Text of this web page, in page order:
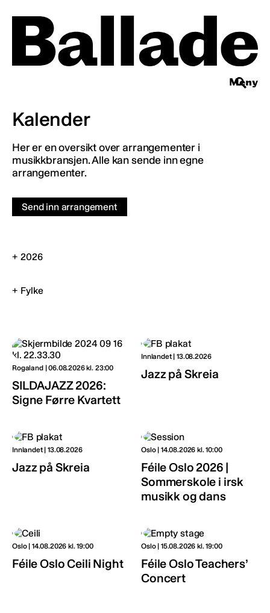
Meny
Kalender
Her er en oversikt over arrangementer i
musikkbransjen. Alle kan sende inn egne
arrangementer.
Send inn arrangement
2026
Fylke
Rogaland | 06.08.2026 kl. 23:00
SILDAJAZZ 2026:
Signe Førre Kvartett
Innlandet | 13.08.2026
Jazz på Skreia
Innlandet | 13.08.2026
Jazz på Skreia
Oslo | 14.08.2026 kl. 10:00
Féile Oslo 2026 |
Sommerskole i irsk
musikk og dans
Oslo | 14.08.2026 kl. 19:00
Féile Oslo Ceili Night
Oslo | 15.08.2026 kl. 19:00
Féile Oslo Teachers’
Concert